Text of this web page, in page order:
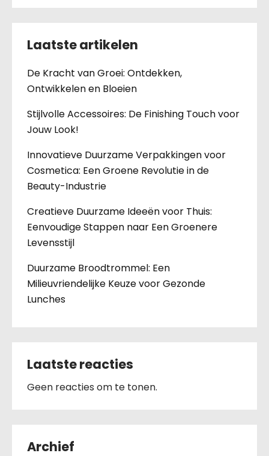
Laatste artikelen
De Kracht van Groei: Ontdekken,
Ontwikkelen en Bloeien
Stijlvolle Accessoires: De Finishing Touch voor
Jouw Look!
Innovatieve Duurzame Verpakkingen voor
Cosmetica: Een Groene Revolutie in de
Beauty-Industrie
Creatieve Duurzame Ideeën voor Thuis:
Eenvoudige Stappen naar Een Groenere
Levensstijl
Duurzame Broodtrommel: Een
Milieuvriendelijke Keuze voor Gezonde
Lunches
Laatste reacties
Geen reacties om te tonen.
Archief